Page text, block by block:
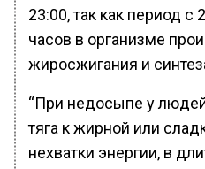
23:00, так как период с
часов в организме
жиросжигания и
“При недосыпе у
тяга к жирной или
нехватки энергии, в